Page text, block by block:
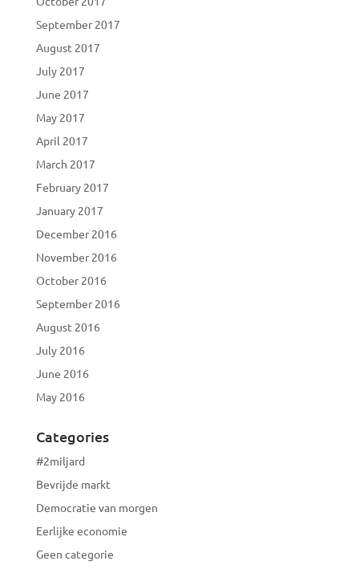
September 2017
August 2017
July 2017
June 2017
May 2017
April 2017
March 2017
February 2017
January 2017
December 2016
November 2016
October 2016
September 2016
August 2016
July 2016
June 2016
May 2016
Categories
#2miljard
Bevrijde markt
Democratie van morgen
Eerlijke economie
Geen categorie